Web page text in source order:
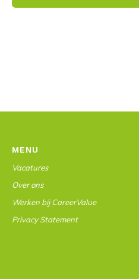
MENU
Vacatures
Over ons
Werken bij CareerValue
Privacy Statement